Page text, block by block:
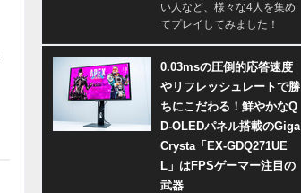
い人など、様々な4人を集め
てプレイしてみました！
0.03msの圧倒的応答速度
やリフレッシュレートで勝
ちにこだわる！鮮やかなQ
D-OLEDパネル搭載のGiga
Crysta「EX-GDQ271UE
L」はFPSゲーマー注目の
武器